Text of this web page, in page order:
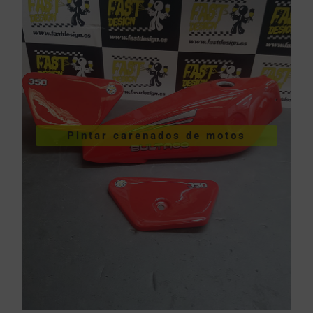
Pintar carenados de motos
Pintar carenados de
motos
VER PINTURA DE CARENADOS